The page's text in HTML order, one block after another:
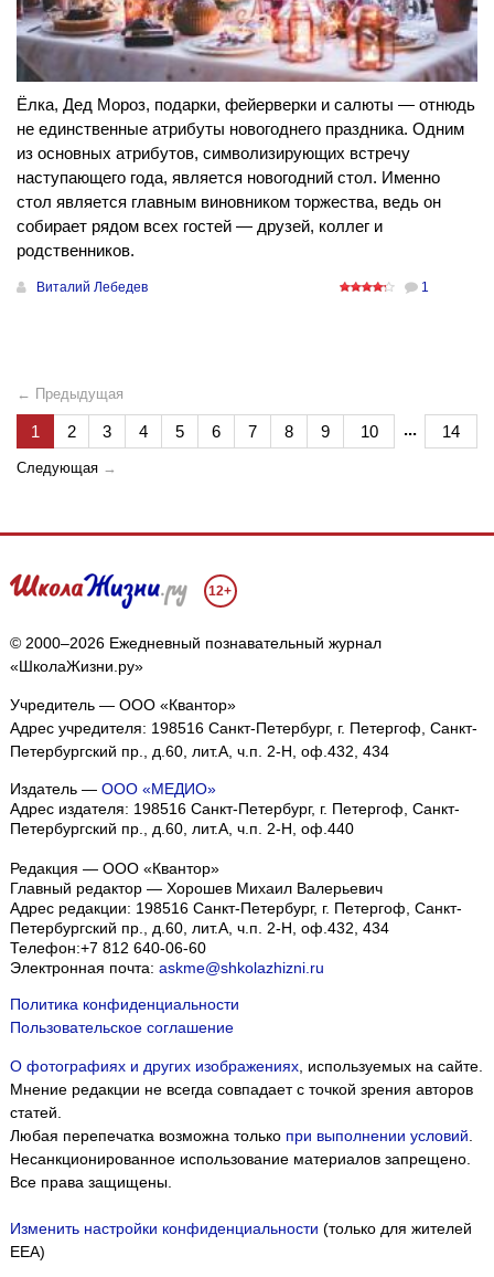
Ёлка, Дед Мороз, подарки, фейерверки и салюты — отнюдь
не единственные атрибуты новогоднего праздника. Одним
из основных атрибутов, символизирующих встречу
наступающего года, является новогодний стол. Именно
стол является главным виновником торжества, ведь он
собирает рядом всех гостей — друзей, коллег и
родственников.
Виталий Лебедев 1
← Предыдущая
1 2 3 4 5 6 7 8 9 10 ... 14
Следующая →
12+
© 2000–2026 Ежедневный познавательный журнал
«ШколаЖизни.ру»
Учредитель — ООО «Квантор»
Адрес учредителя: 198516 Санкт-Петербург, г. Петергоф, Санкт-
Петербургский пр., д.60, лит.А, ч.п. 2-Н, оф.432, 434
Издатель — ООО «МЕДИО»
Адрес издателя: 198516 Санкт-Петербург, г. Петергоф, Санкт-
Петербургский пр., д.60, лит.А, ч.п. 2-Н, оф.440
Редакция — ООО «Квантор»
Главный редактор — Хорошев Михаил Валерьевич
Адрес редакции: 198516 Санкт-Петербург, г. Петергоф Санкт-
Петербургский пр., д.60, лит.А, ч.п. 2-Н, оф.432, 434
Телефон:+7 812 640-06-60
Электронная почта: askme@shkolazhizni.ru
Политика конфиденциальности
Пользовательское соглашение
О фотографиях и других изображениях, используемых на сайте.
Мнение редакции не всегда совпадает с точкой зрения авторов
статей.
Любая перепечатка возможна только при выполнении условий
Несанкционированное использование материалов запрещено.
Все права защищены.
Изменить настройки конфиденциальности (только для жителей
EEA)